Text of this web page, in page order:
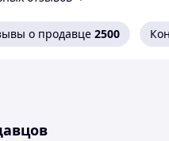
о продавце 2500